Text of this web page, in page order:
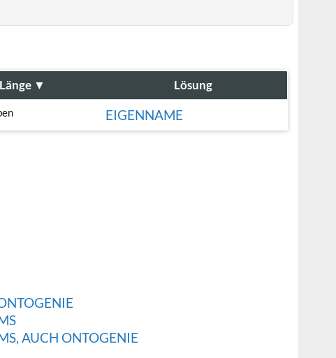
Länge ▼ Lösung
EIGENNAME
AUCH ONTOGENIE